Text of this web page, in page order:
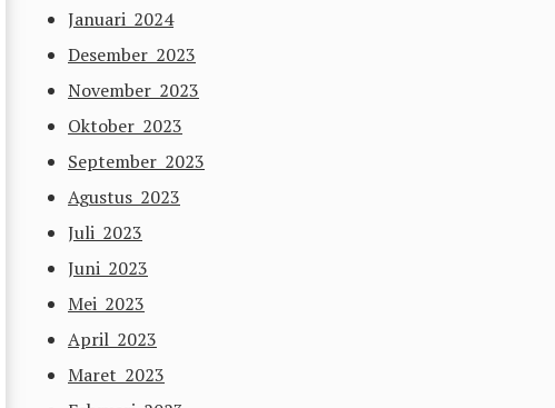
Januari 2024
Desember 2023
November 2023
Oktober 2023
September 2023
Agustus 2023
Juli 2023
Juni 2023
Mei 2023
April 2023
Maret 2023